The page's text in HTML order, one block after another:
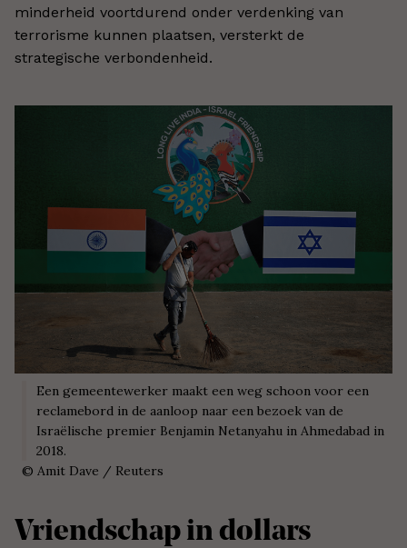
minderheid voortdurend onder verdenking van
terrorisme kunnen plaatsen, versterkt de
strategische verbondenheid.
Een gemeentewerker maakt een weg schoon voor een
reclamebord in de aanloop naar een bezoek van de
Israëlische premier Benjamin Netanyahu in Ahmedabad in
2018.
© Amit Dave / Reuters
Vriendschap in dollars